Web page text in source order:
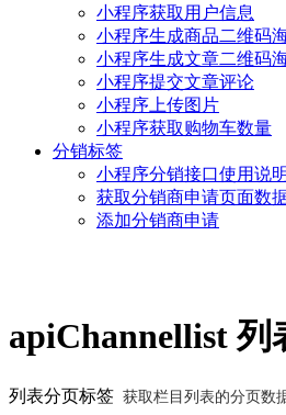
小程序获取用户信息
小程序生成商品二维码
小程序生成文章二维码
小程序提交文章评论
小程序上传图片
小程序获取购物车数量
分销标签
小程序分销接口使用说明
获取分销商申请页面数
添加分销商申请
apiChannellist 列
列表分页标签 获取栏目列表的分页数